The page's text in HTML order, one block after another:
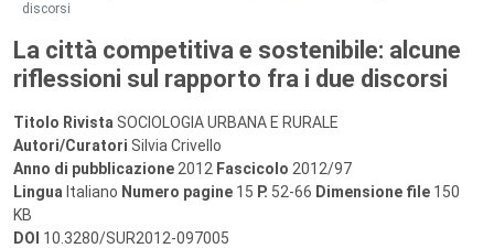
discorsi
La città competitiva e sostenibile: alcune
riflessioni sul rapporto fra i due discorsi
Titolo Rivista SOCIOLOGIA URBANA E RURALE
Autori/Curatori Silvia Crivello
Anno di pubblicazione 2012 Fascicolo 2012/97
Lingua Italiano Numero pagine 15 P. 52-66 Dimensione file 150
KB
DOI 10.3280/SUR2012-097005